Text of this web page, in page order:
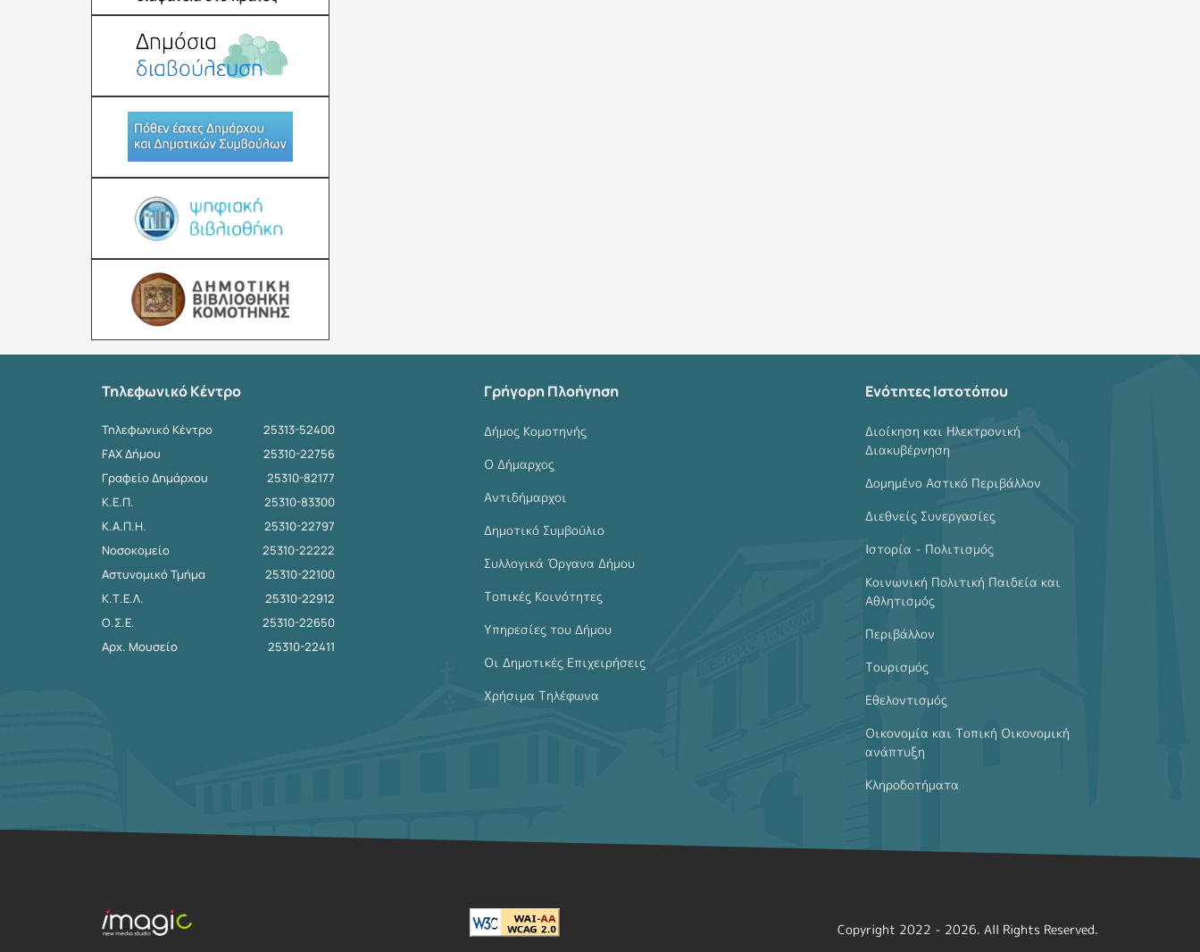
Τηλεφωνικό Κέντρο
Τηλεφωνικό Κέντρο
25313-52400
FAX Δήμου
25310-22756
Γραφείο Δημάρχου
25310-82177
Κ.Ε.Π.
25310-83300
Κ.Α.Π.Η.
25310-22797
Νοσοκομείο
25310-22222
Αστυνομικό Τμήμα
25310-22100
Κ.Τ.Ε.Λ.
25310-22912
Ο.Σ.Ε.
25310-22650
Αρχ. Μουσείο
25310-22411
Γρήγορη Πλοήγηση
Δήμος Κομοτηνής
Ο Δήμαρχος
Αντιδήμαρχοι
Δημοτικό Συμβούλιο
Συλλογικά Όργανα Δήμου
Τοπικές Κοινότητες
Υπηρεσίες του Δήμου
Οι Δημοτικές Επιχειρήσεις
Χρήσιμα Τηλέφωνα
Ενότητες Ιστοτόπου
Διοίκηση και Ηλεκτρονική
Διακυβέρνηση
Δομημένο Αστικό Περιβάλλον
Διεθνείς Συνεργασίες
Ιστορία - Πολιτισμός
Κοινωνική Πολιτική Παιδεία και
Αθλητισμός
Περιβάλλον
Τουρισμός
Εθελοντισμός
Οικονομία και Τοπική Οικονομική
ανάπτυξη
Κληροδοτήματα
Copyright 2022 - 2026. All Rights Reserved.